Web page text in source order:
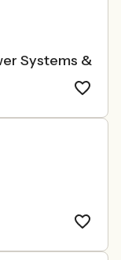
Systems &